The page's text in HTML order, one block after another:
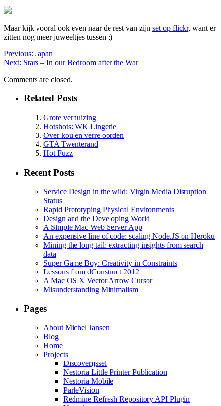
Maar kijk vooral ook even naar de rest van zijn set op flickr, want er
zitten nog meer juweeltjes tussen :)
Previous: Japan
Next: Stars – In our Bedroom after the War
Comments are closed.
Related Posts
Grote verhuizing
Hotshots: WK Lingerie
Over kou en verre oorden
GTA Twenterand
Hot Fuzz
Recent Posts
Service Design in the wild: Virgin Media Disruption
Status
Rapid Prototyping Physical Environments
Design and the Developing World
A Simple Mac Web Server App
An expensive line of code: scaling Node.JS on Heroku
Mining the long tail: extracting insights from search
data
Super Game Boy: Creativity in Constraints
Lessons from dConstruct 2012
A Mac OS X Vector Arrow Cursor
Misunderstanding Minimalism
Pages
About Michel Jansen
Blog
Home
Projects
Discoverijssel
Nestoria Little Printer Publication
Nestoria Mobile
ParleVision
Redmine Refresh Repository API Plugin